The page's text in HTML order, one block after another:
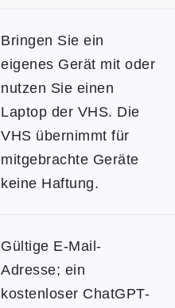
Bringen Sie ein
eigenes Gerät mit oder
nutzen Sie einen
Laptop der VHS. Die
VHS übernimmt für
mitgebrachte Geräte
keine Haftung.
Gültige E-Mail-
Adresse; ein
kostenloser ChatGPT-